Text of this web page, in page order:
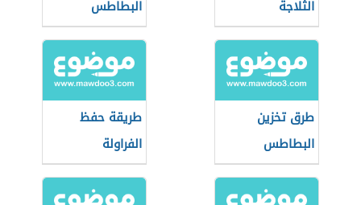
الثلاجة
البطاطس
طرق تخزين
البطاطس
طريقة حفظ
الفراولة